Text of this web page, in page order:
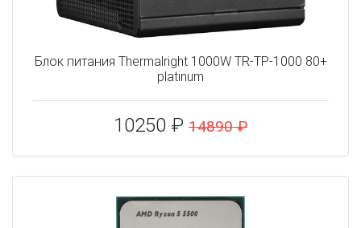
Блок питания Thermalright 1000W TR-TP-1000 80+
platinum
10250 ₽ 14890 ₽